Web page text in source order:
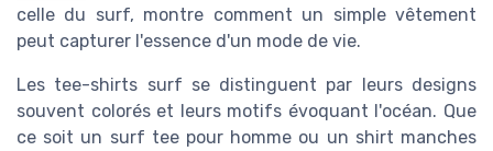
celle du surf, montre comment un simple vêtement
peut capturer l'essence d'un mode de vie.
Les tee-shirts surf se distinguent par leurs designs
souvent colorés et leurs motifs évoquant l'océan. Que
ce soit un surf tee pour homme ou un shirt manches